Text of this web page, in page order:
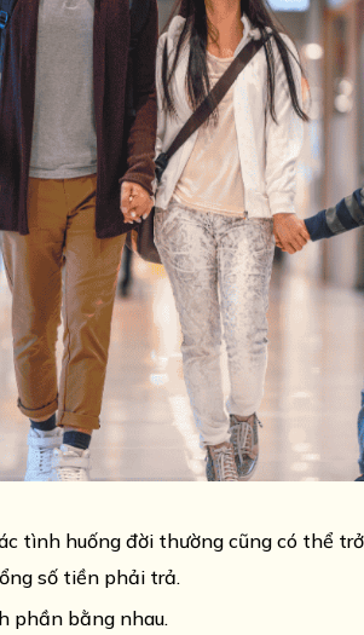
tình huống đời thường cũng có thể
số tiền phải trả.
phần bằng nhau.